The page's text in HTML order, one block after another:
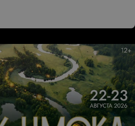
в общении (да, не со всяким
словить одну
фото - обращайтесь, не